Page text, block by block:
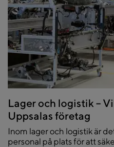
Lager och logistik –
Uppsalas företag
Inom lager och logistik är
personal på plats för att